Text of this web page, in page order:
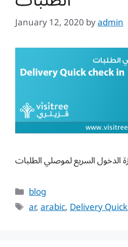
January 12, 2020byadmin
الدخول السريع لموصلي الطلبات
Categories
blog
Tags
ar,arabic,Delivery